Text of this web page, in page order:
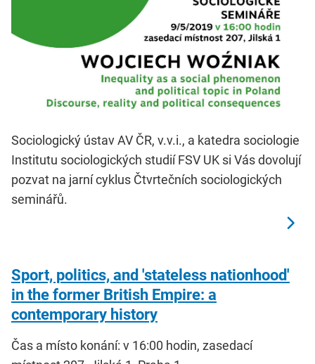
Sociologický ústav AV ČR, v.v.i., a katedra sociologie
Institutu sociologických studií FSV UK si Vás dovolují
pozvat na jarní cyklus Čtvrtečních sociologických
seminářů.
Sport, politics, and 'stateless nationhood'
in the former British Empire: a
contemporary history
Čas a místo konání: v 16:00 hodin, zasedací